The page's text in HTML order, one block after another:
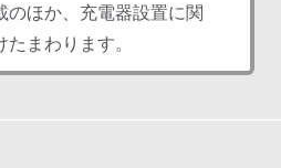
のほか、充電器設置に関
まわります。